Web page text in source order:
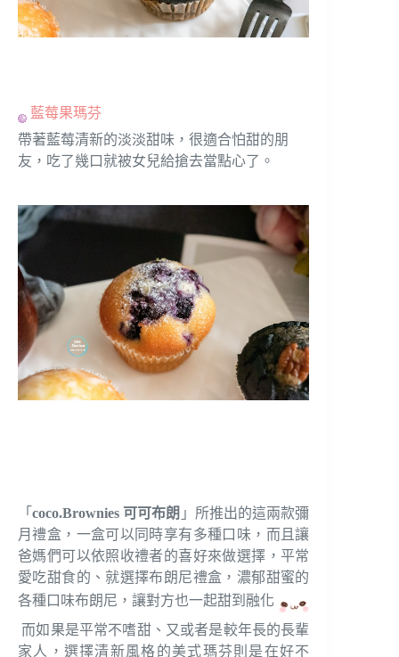
藍莓果瑪芬
帶著藍莓清新的淡淡甜味，很適合怕甜的朋
友，吃了幾口就被女兒給搶去當點心了。
「coco.Brownies 可可布朗 」所推出的這兩款彌
月禮盒，一盒可以同時享有多種口味，而且讓
爸媽們可以依照收禮者的喜好來做選擇，平常
愛吃甜食的、就選擇布朗尼禮盒，濃郁甜蜜的
各種口味布朗尼，讓對方也一起甜到融化
而如果是平常不嗜甜、又或者是較年長的長輩
家人，選擇清新風格的美式瑪芬則是在好不